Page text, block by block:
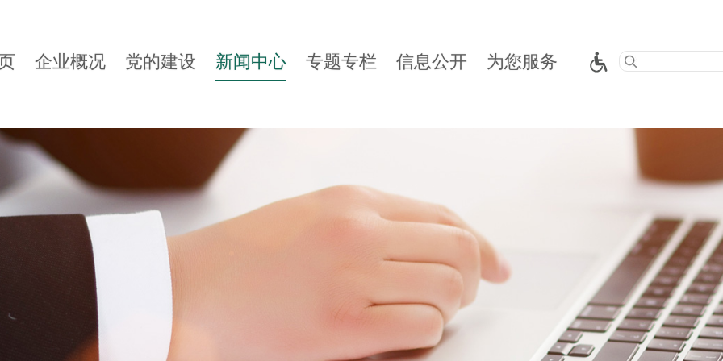
企业概况 党的建设 新闻中心 专题专栏 信息公开 为您服务